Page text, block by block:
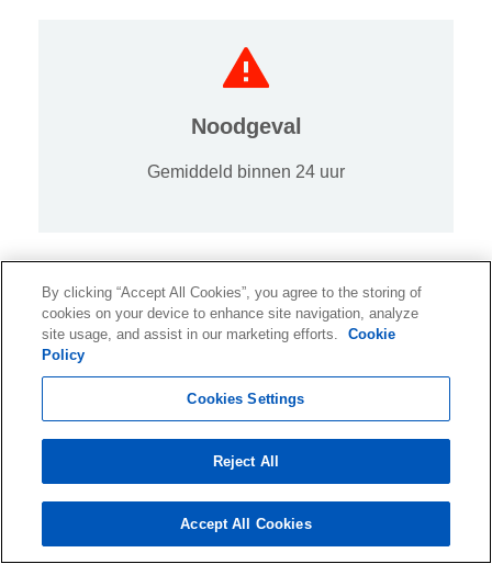
Noodgeval
Gemiddeld binnen 24 uur
Express
Gemiddeld binnen 3 dagen
By clicking “Accept All Cookies”, you agree to the storing of
cookies on your device to enhance site navigation, analyze
site usage, and assist in our marketing efforts.
Cookie
Policy
Cookies Settings
Reject All
Accept All Cookies